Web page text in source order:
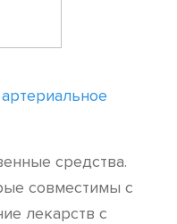
средства.
совместимы с
лекарств с